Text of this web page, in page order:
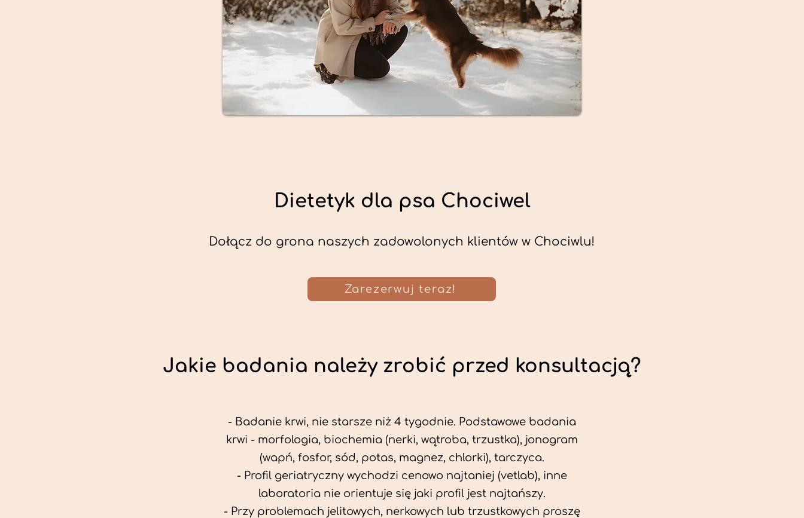
Dietetyk dla psa Chociwel
Dołącz do grona naszych zadowolonych klientów w Chociwlu!
Zarezerwuj teraz!
Jakie badania należy zrobić przed konsultacją?
- Badanie krwi, nie starsze niż 4 tygodnie. Podstawowe badania
krwi - morfologia, biochemia (nerki, wątroba, trzustka), jonogram
(wapń, fosfor, sód, potas, magnez, chlorki), tarczyca.
- Profil geriatryczny wychodzi cenowo najtaniej (vetlab), inne
laboratoria nie orientuje się jaki profil jest najtańszy.
- Przy problemach jelitowych, nerkowych lub trzustkowych proszę